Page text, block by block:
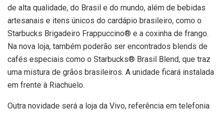
de alta qualidade, do Brasil e do mundo, além de bebidas
artesanais e itens únicos do cardápio brasileiro, como o
Starbucks Brigadeiro Frappuccino® e a coxinha de frango.
Na nova loja, também poderão ser encontrados blends de
cafés especiais como o Starbucks® Brasil Blend, que traz
uma mistura de grãos brasileiros. A unidade ficará instalada
em frente à Riachuelo.
Outra novidade será a loja da Vivo, referência em telefonia